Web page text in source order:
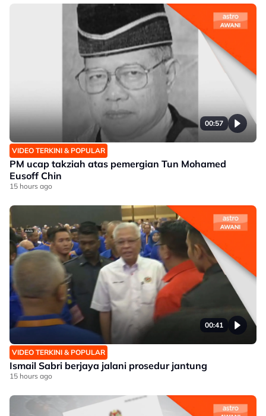
00:57
VIDEO TERKINI & POPULAR
PM ucap takziah atas pemergian Tun Mohamed
Eusoff Chin
15 hours ago
00:41
VIDEO TERKINI & POPULAR
Ismail Sabri berjaya jalani prosedur jantung
15 hours ago